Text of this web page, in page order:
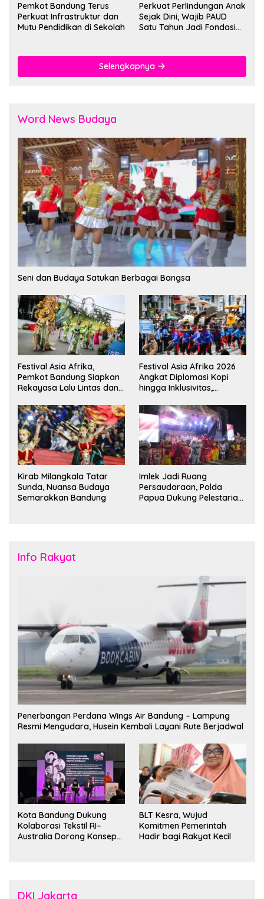
Pemkot Bandung Terus
Perkuat Infrastruktur dan
Mutu Pendidikan di Sekolah
Perkuat Perlindungan Anak
Sejak Dini, Wajib PAUD
Satu Tahun Jadi Fondasi
Selengkapnya
Word News Budaya
Seni dan Budaya Satukan Berbagai Bangsa
Festival Asia Afrika,
Pemkot Bandung Siapkan
Rekayasa Lalu Lintas dan
Festival Asia Afrika 2026
Angkat Diplomasi Kopi
hingga Inklusivitas,
Duta Besar
Kirab Milangkala Tatar
Sunda, Nuansa Budaya
Semarakkan Bandung
Imlek Jadi Ruang
Persaudaraan, Polda
Papua Dukung Pelestarian
Info Rakyat
Penerbangan Perdana Wings Air Bandung – Lampung
Resmi Mengudara, Husein Kembali Layani Rute Berjadwal
Kota Bandung Dukung
Kolaborasi Tekstil RI–
Australia Dorong Konsep
BLT Kesra, Wujud
Komitmen Pemerintah
Hadir bagi Rakyat Kecil
DKI Jakarta